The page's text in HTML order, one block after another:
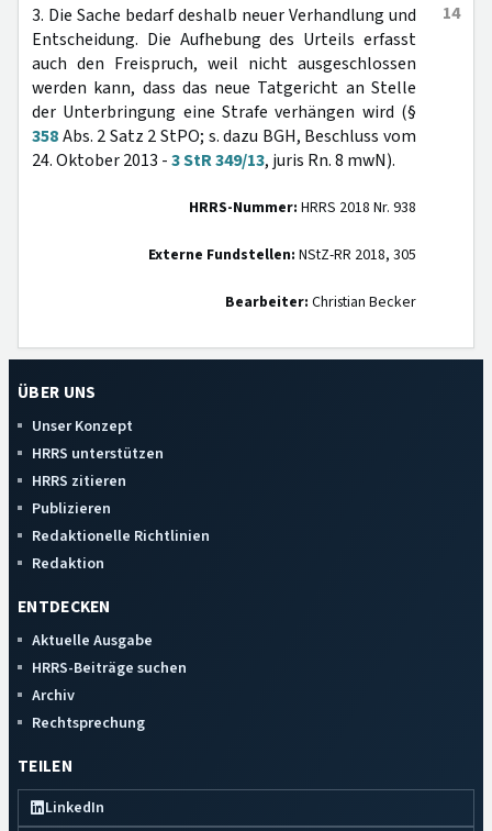
14
3. Die Sache bedarf deshalb neuer Verhandlung und
Entscheidung. Die Aufhebung des Urteils erfasst
auch den Freispruch, weil nicht ausgeschlossen
werden kann, dass das neue Tatgericht an Stelle
der Unterbringung eine Strafe verhängen wird (§
358Abs. 2 Satz 2 StPO; s. dazu BGH, Beschluss vom
24. Oktober 2013 -3 StR 349/13, juris Rn. 8 mwN).
HRRS-Nummer: HRRS 2018 Nr. 938
Externe Fundstellen: NStZ-RR 2018, 305
Bearbeiter: Christian Becker
ÜBER UNS
Unser Konzept
HRRS unterstützen
HRRS zitieren
Publizieren
Redaktionelle Richtlinien
Redaktion
ENTDECKEN
Aktuelle Ausgabe
HRRS-Beiträge suchen
Archiv
Rechtsprechung
TEILEN
LinkedIn